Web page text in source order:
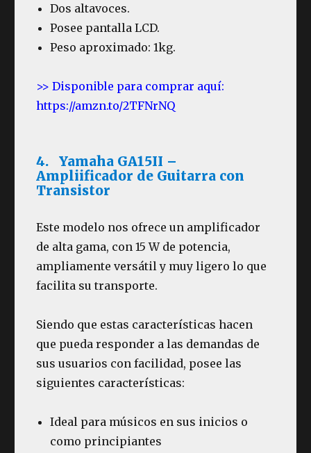
Dos altavoces.
Posee pantalla LCD.
Peso aproximado: 1kg.
>> Disponible para comprar aquí:
https://amzn.to/2TFNrNQ
4. Yamaha GA15II –
Ampliificador de Guitarra con
Transistor
Este modelo nos ofrece un amplificador
de alta gama, con 15 W de potencia,
ampliamente versátil y muy ligero lo que
facilita su transporte.
Siendo que estas características hacen
que pueda responder a las demandas de
sus usuarios con facilidad, posee las
siguientes características:
Ideal para músicos en sus inicios o
como principiantes